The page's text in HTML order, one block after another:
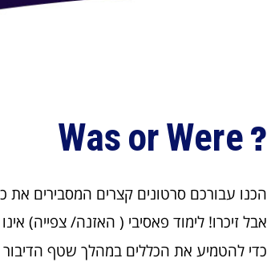
? Was or Were
הכנו עבורכם סרטונים קצרים המסבירים את
אבל זיכרו! לימוד פאסיבי ( האזנה/ צפייה)
כדי להטמיע את הכללים במהלך שטף הדיבור